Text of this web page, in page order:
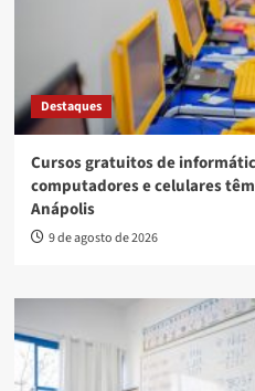
Destaques
Cursos gratuitos de
computadores e celulares
Anápolis
9 de agosto de 2026